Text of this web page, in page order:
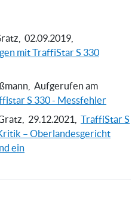
02.09.2019,
mit TraffiStar S 330
Aufgerufen am
S 330 - Messfehler
29.12.2021,
TraffiStar S
– Oberlandesgericht
ein